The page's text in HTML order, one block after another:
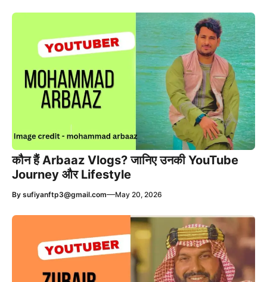
कौन हैं Arbaaz Vlogs? जानिए उनकी YouTube
Journey और Lifestyle
By sufiyanftp3@gmail.com—May 20, 2026